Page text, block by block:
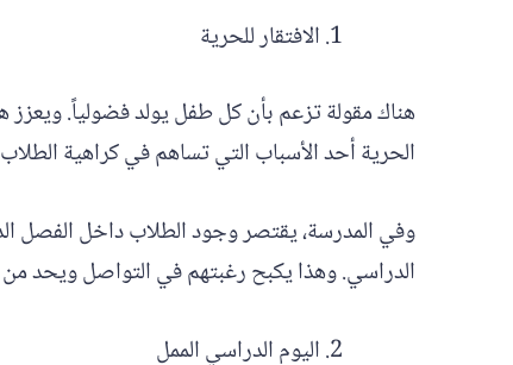
الافتقار للحرية
هناك مقولة تزعم بأن كل طفل يولد فضولياً. ويعزز
الحرية أحد الأسباب التي تساهم في كراهية
وفي المدرسة، يقتصر وجود الطلاب داخل الفصل
الدراسي. وهذا يكبح رغبتهم في التواصل ويحد
اليوم الدراسي الممل